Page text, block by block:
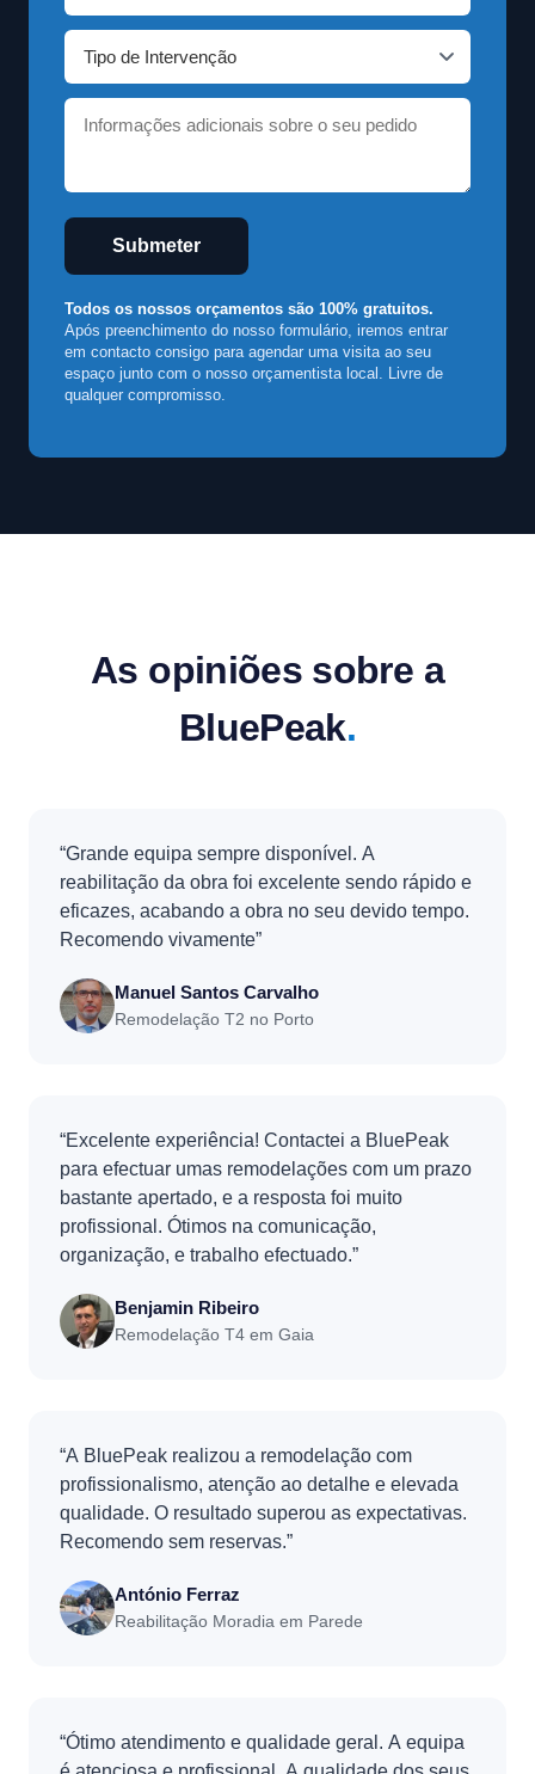
Submeter
Todos os nossos orçamentos são 100% gratuitos.
Após preenchimento do nosso formulário, iremos entrar
em contacto consigo para agendar uma visita ao seu
espaço junto com o nosso orçamentista local. Livre de
qualquer compromisso.
As opiniões sobre a
BluePeak.
“Grande equipa sempre disponível. A
reabilitação da obra foi excelente sendo rápido e
eficazes, acabando a obra no seu devido tempo.
Recomendo vivamente”
Manuel Santos Carvalho
Remodelação T2 no Porto
“Excelente experiência! Contactei a BluePeak
para efectuar umas remodelações com um prazo
bastante apertado, e a resposta foi muito
profissional. Ótimos na comunicação,
organização, e trabalho efectuado.”
Benjamin Ribeiro
Remodelação T4 em Gaia
“A BluePeak realizou a remodelação com
profissionalismo, atenção ao detalhe e elevada
qualidade. O resultado superou as expectativas.
Recomendo sem reservas.”
António Ferraz
Reabilitação Moradia em Parede
“Ótimo atendimento e qualidade geral. A equipa